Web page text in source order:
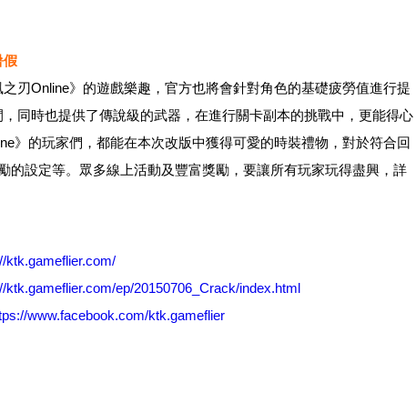
假
刃Online》的遊戲樂趣，官方也將會針對角色的基礎疲勞值進行提
同時也提供了傳說級的武器，在進行關卡副本的挑戰中，更能得心
》的玩家們，都能在本次改版中獲得可愛的時裝禮物，對於符合回
的設定等。眾多線上活動及豐富獎勵，要讓所有玩家玩得盡興，詳
ktk.gameflier.com/
ktk.gameflier.com/ep/20150706_Crack/index.html
www.facebook.com/ktk.gameflier